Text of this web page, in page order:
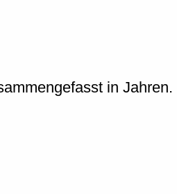
in Jahren.